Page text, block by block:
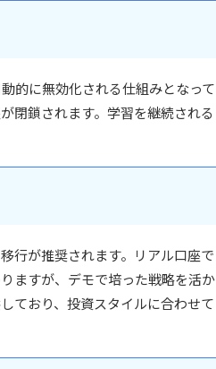
的に無効化される仕組みとなって
閉鎖されます。学習を継続される
行が推奨されます。リアル口座で
ますが、デモで培った戦略を活か
ており、投資スタイルに合わせて